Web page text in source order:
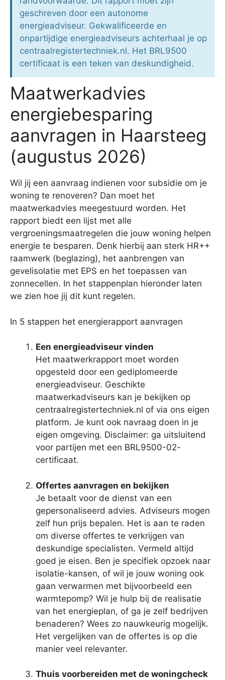
geschreven door een autonome
energieadviseur. Gekwalificeerde en
onpartijdige energieadviseurs achterhaal je op
centraalregistertechniek.nl. Het BRL9500
certificaat is een teken van deskundigheid.
Maatwerkadvies
energiebesparing
aanvragen in Haarsteeg
(augustus 2026)
Wil jij een aanvraag indienen voor subsidie om je
woning te renoveren? Dan moet het
maatwerkadvies meegestuurd worden. Het
rapport biedt een lijst met alle
vergroeningsmaatregelen die jouw woning helpen
energie te besparen. Denk hierbij aan sterk HR++
raamwerk (beglazing), het aanbrengen van
gevelisolatie met EPS en het toepassen van
zonnecellen. In het stappenplan hieronder laten
we zien hoe jij dit kunt regelen.
In 5 stappen het energierapport aanvragen
Een energieadviseur vinden
Het maatwerkrapport moet worden
opgesteld door een gediplomeerde
energieadviseur. Geschikte
maatwerkadviseurs kan je bekijken op
centraalregistertechniek.nl of via ons eigen
platform. Je kunt ook navraag doen in je
eigen omgeving. Disclaimer: ga uitsluitend
voor partijen met een BRL9500-02-
certificaat.
Offertes aanvragen en bekijken
Je betaalt voor de dienst van een
gepersonaliseerd advies. Adviseurs mogen
zelf hun prijs bepalen. Het is aan te raden
om diverse offertes te verkrijgen van
deskundige specialisten. Vermeld altijd
goed je eisen. Ben je specifiek opzoek naar
isolatie-kansen, of wil je jouw woning ook
gaan verwarmen met bijvoorbeeld een
warmtepomp? Wil je hulp bij de realisatie
van het energieplan, of ga je zelf bedrijven
benaderen? Wees zo nauwkeurig mogelijk.
Het vergelijken van de offertes is op die
manier veel relevanter.
Thuis voorbereiden met de woningcheck